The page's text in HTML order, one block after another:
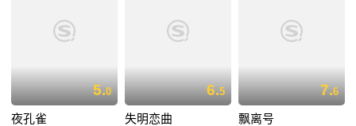
5.0
夜孔雀
6.5
失明恋曲
7.6
飘离号